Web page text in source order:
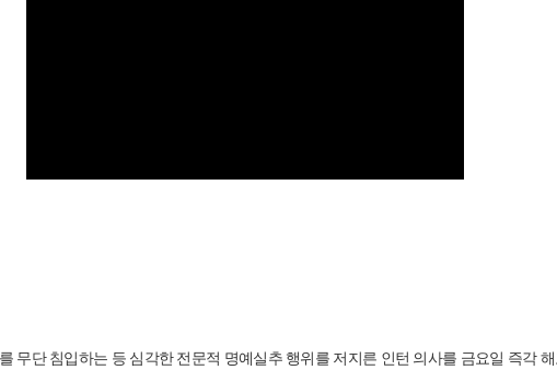
무단 침입하는 등 심각한 전문적 명예실추 행위를 저지른 인턴 의사를 금요일 즉각